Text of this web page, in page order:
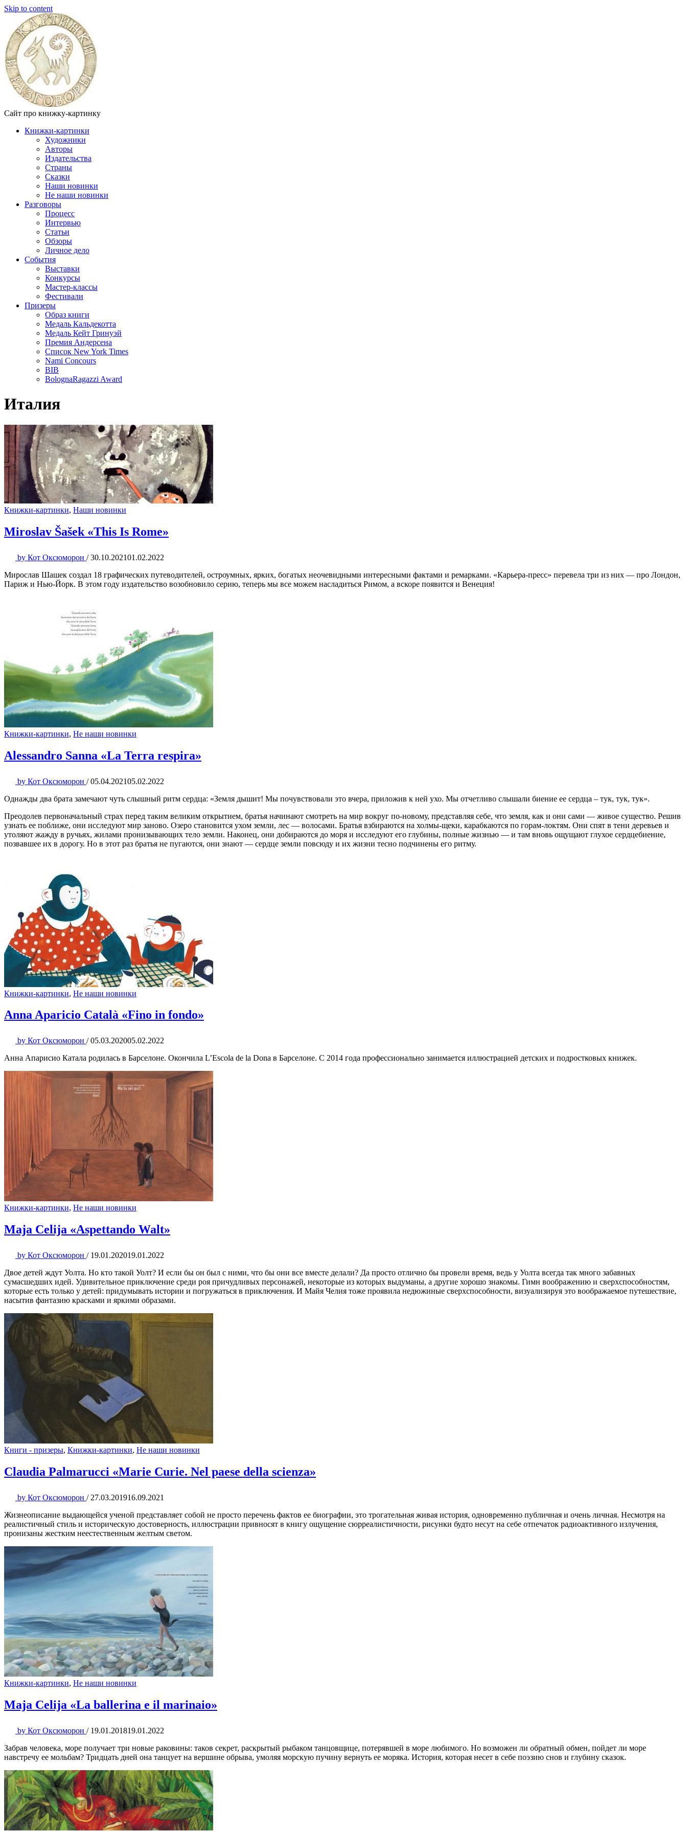
Skip to content
Сайт про книжку-картинку
Книжки-картинки
Художники
Авторы
Издательства
Страны
Сказки
Наши новинки
Не наши новинки
Разговоры
Процесс
Интервью
Статьи
Обзоры
Личное дело
События
Выставки
Конкурсы
Мастер-классы
Фестивали
Призеры
Образ книги
Медаль Кальдекотта
Медаль Кейт Гринуэй
Премия Андерсена
Список New York Times
Nami Concours
BIB
BolognaRagazzi Award
Италия
Книжки-картинки, Наши новинки
Miroslav Šašek «This Is Rome»
by Кот Оксюморон / 30.10.202101.02.2022
Мирослав Шашек создал 18 графических путеводителей, остроумных, ярких, богатых неочевидными интересными фактами и ремарками. «Карьера-пресс» перевела три из них — про Лондон,
Париж и Нью-Йорк. В этом году издательство возобновило серию, теперь мы все можем насладиться Римом, а вскоре появится и Венеция!
Книжки-картинки, Не наши новинки
Alessandro Sanna «La Terra respira»
by Кот Оксюморон / 05.04.202105.02.2022
Однажды два брата замечают чуть слышный ритм сердца: «Земля дышит! Мы почувствовали это вчера, приложив к ней ухо. Мы отчетливо слышали биение ее сердца – тук, тук, тук».
Преодолев первоначальный страх перед таким великим открытием, братья начинают смотреть на мир вокруг по-новому, представляя себе, что земля, как и они сами — живое существо. Решив
узнать ее поближе, они исследуют мир заново. Озеро становится ухом земли, лес — волосами. Братья взбираются на холмы-щеки, карабкаются по горам-локтям. Они спят в тени деревьев и
утоляют жажду в ручьях, жилами пронизывающих тело земли. Наконец, они добираются до моря и исследуют его глубины, полные жизнью — и там вновь ощущают глухое сердцебиение,
позвавшее их в дорогу. Но в этот раз братья не пугаются, они знают — сердце земли повсюду и их жизни тесно подчинены его ритму.
Книжки-картинки, Не наши новинки
Anna Aparicio Català «Fino in fondo»
by Кот Оксюморон / 05.03.202005.02.2022
Анна Апарисио Катала родилась в Барселоне. Окончила L’Escola de la Dona в Барселоне. С 2014 года профессионально занимается иллюстрацией детских и подростковых книжек.
Книжки-картинки, Не наши новинки
Maja Celija «Aspettando Walt»
by Кот Оксюморон / 19.01.202019.01.2022
Двое детей ждут Уолта. Но кто такой Уолт? И если бы он был с ними, что бы они все вместе делали? Да просто отлично бы провели время, ведь у Уолта всегда так много забавных
сумасшедших идей. Удивительное приключение среди роя причудливых персонажей, некоторые из которых выдуманы, а другие хорошо знакомы. Гимн воображению и сверхспособностям,
которые есть только у детей: придумывать истории и погружаться в приключения. И Майя Челия тоже проявила недюжиные сверхспособности, визуализируя это воображаемое путешествие,
насытив фантазию красками и яркими образами.
Книги - призеры, Книжки-картинки, Не наши новинки
Claudia Palmarucci «Marie Curie. Nel paese della scienza»
by Кот Оксюморон / 27.03.201916.09.2021
Жизнеописание выдающейся ученой представляет собой не просто перечень фактов ее биографии, это трогательная живая история, одновременно публичная и очень личная. Несмотря на
реалистичный стиль и историческую достоверность, иллюстрации привносят в книгу ощущение сюрреалистичности, рисунки будто несут на себе отпечаток радиоактивного излучения,
пронизаны жестким неестественным желтым светом.
Книжки-картинки, Не наши новинки
Maja Celija «La ballerina e il marinaio»
by Кот Оксюморон / 19.01.201819.01.2022
Забрав человека, море получает три новые раковины: таков секрет, раскрытый рыбаком танцовщице, потерявшей в море любимого. Но возможен ли обратный обмен, пойдет ли море
навстречу ее мольбам? Тридцать дней она танцует на вершине обрыва, умоляя морскую пучину вернуть ее моряка. История, которая несет в себе поэзию снов и глубину сказок.